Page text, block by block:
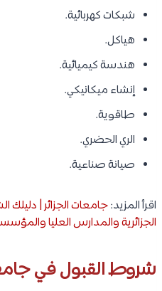
شبكات كهربائية.
هياكل.
هندسة كيميائية.
إنشاء ميكانيكي.
طاقوية.
الري الحضري.
صيانة صناعية.
اقرأ المزيد:جامعات الجزائر |
الجزائرية والمدارس العليا
شروط القبول في